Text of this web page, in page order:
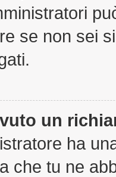
se non sei
un
ha
che tu ne